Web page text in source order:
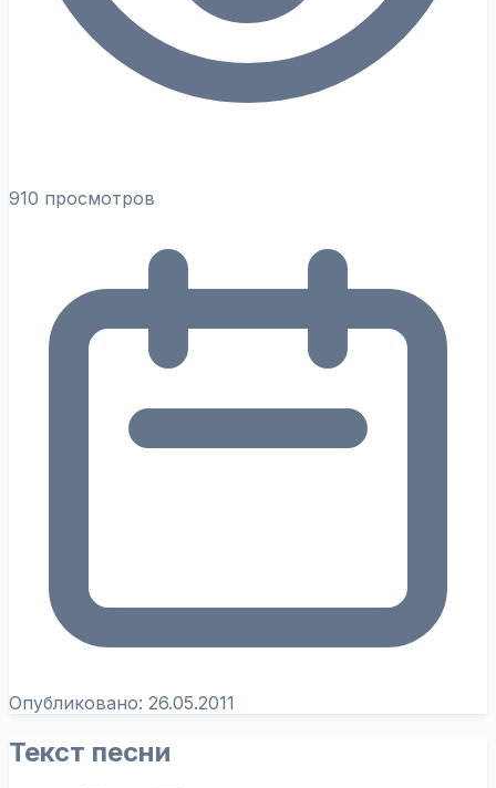
910 просмотров
Опубликовано: 26.05.2011
Текст песни